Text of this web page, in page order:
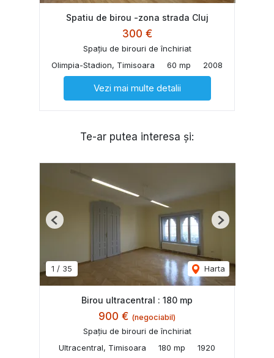
Spatiu de birou -zona strada Cluj
300 €
Spațiu de birouri de închiriat
Olimpia-Stadion, Timisoara
60 mp 2008
Vezi mai multe detalii
Te-ar putea interesa și:
1 / 35 Harta
Previous Next
Birou ultracentral : 180 mp
900 € (negociabil)
Spațiu de birouri de închiriat
Ultracentral, Timisoara
180 mp 1920